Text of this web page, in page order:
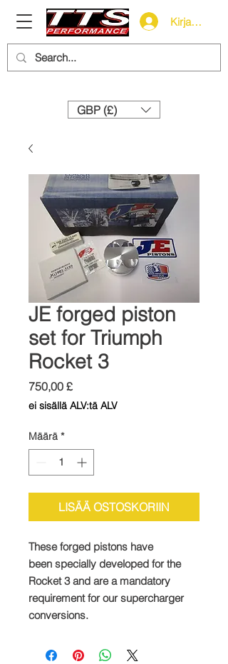
Kirjaudu
GBP (£)
JE forged piston
set for Triumph
Rocket 3
750,00 £Hinta
ei sisällä ALV:tä ALV
Määrä *
LISÄÄ OSTOSKORIIN
These forged pistons have
been specially developed for the
Rocket 3 and are a mandatory
requirement for our supercharger
conversions.